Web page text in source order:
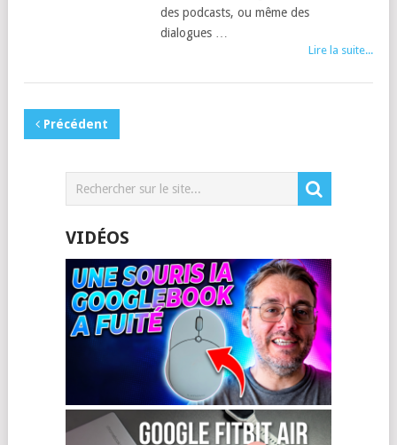
des podcasts, ou même des
dialogues …
Lire la suite...
Précédent
VIDÉOS